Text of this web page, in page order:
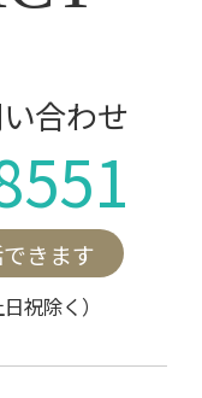
合わせ
きます
祝除く）